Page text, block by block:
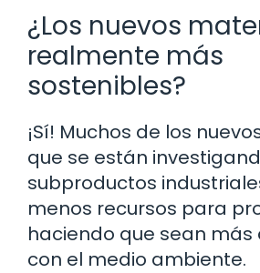
¿Los nuevos
realmente más
sostenibles?
¡Sí! Muchos de los
que se están
subproductos
menos recursos para
haciendo que sean
con el medio ambiente.